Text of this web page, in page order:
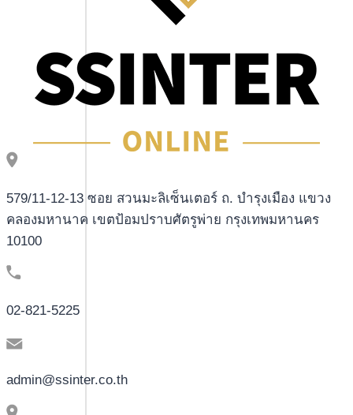
579/11-12-13 ซอย สวนมะลิเซ็นเตอร์ ถ. บำรุงเมือง แขวง
คลองมหานาค เขตป้อมปราบศัตรูพ่าย กรุงเทพมหานคร
10100
02-821-5225
admin@ssinter.co.th